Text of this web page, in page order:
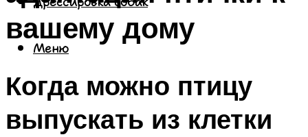
Меню
вашему дому
Когда можно птицу
выпускать из клетки